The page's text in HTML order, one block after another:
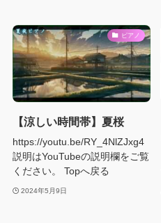
ピアノ
【涼しい時間帯】夏桜
https://youtu.be/RY_4NlZJxg4
説明はYouTubeの説明欄をご覧
ください。 Topへ戻る
2024年5月9日